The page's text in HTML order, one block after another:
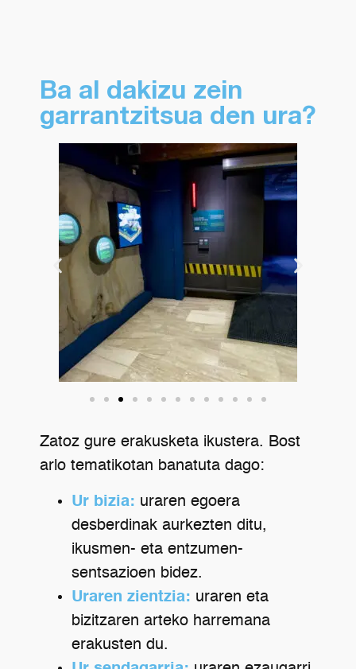
Ba al dakizu zein
garrantzitsua den ura?
Zatoz gure erakusketa ikustera. Bost
arlo tematikotan banatuta dago:
Ur bizia: uraren egoera
desberdinak aurkezten ditu,
ikusmen- eta entzumen-
sentsazioen bidez.
Uraren zientzia: uraren eta
bizitzaren arteko harremana
erakusten du.